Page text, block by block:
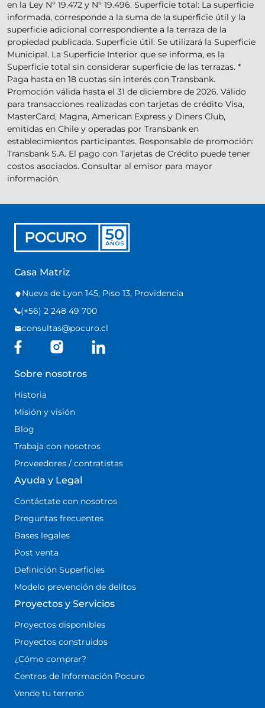
en la Ley N° 19.472 y N° 19.496. Superficie total: La superficie
informada, corresponde a la suma de la superficie útil y la
superficie adicional correspondiente a la terraza de la
propiedad publicada. Superficie útil: Se utilizará la Superficie
Municipal. La Superficie Interior que se informa, es la
Superficie total sin considerar superficie de las terrazas. *
Paga hasta en 18 cuotas sin interés con Transbank.
Promoción válida hasta el 31 de diciembre de 2026. Válido
para transacciones realizadas con tarjetas de crédito Visa,
MasterCard, Magna, American Express y Diners Club,
emitidas en Chile y operadas por Transbank en
establecimientos participantes. Responsable de promoción:
Transbank S.A. El pago con Tarjetas de Crédito puede tener
costos asociados. Consultar al emisor para mayor
información.
Casa Matriz
Nueva de Lyon 145, Piso 13, Providencia
(+56) 2 248 49 700
consultas@pocuro.cl
Sobre nosotros
Historia
Misión y visión
Blog
Trabaja con nosotros
Proveedores / contratistas
Ayuda y Legal
Contáctate con nosotros
Preguntas frecuentes
Bases legales
Post venta
Definición Superficies
Modelo prevención de delitos
Proyectos y Servicios
Proyectos disponibles
Proyectos construidos
¿Cómo comprar?
Centros de Información Pocuro
Vende tu terreno